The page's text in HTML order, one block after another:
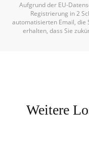
Aufgrund der EU-
Registrierung in 2
automatisierten Email, die
erhalten, dass Sie
Weitere